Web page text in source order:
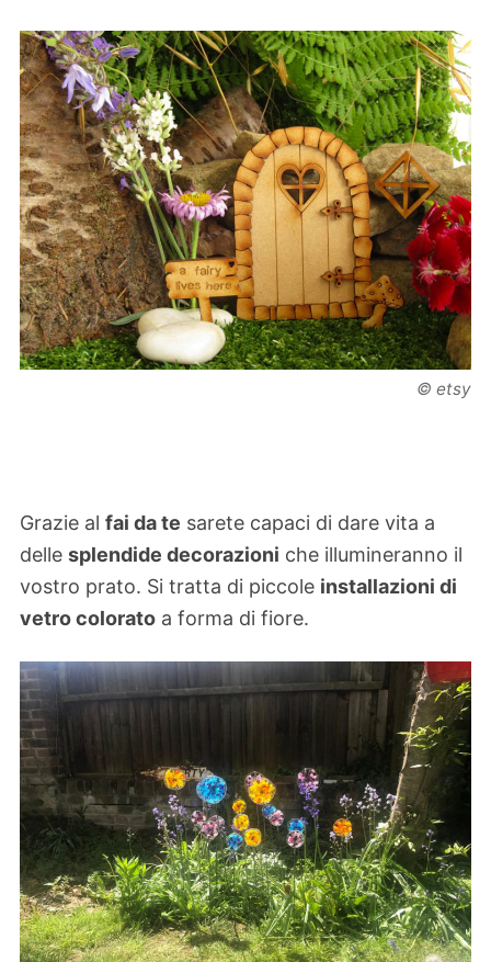
© etsy
Grazie al fai da te sarete capaci di dare vita a
delle splendide decorazioni che illumineranno il
vostro prato. Si tratta di piccole installazioni di
vetro colorato a forma di fiore.